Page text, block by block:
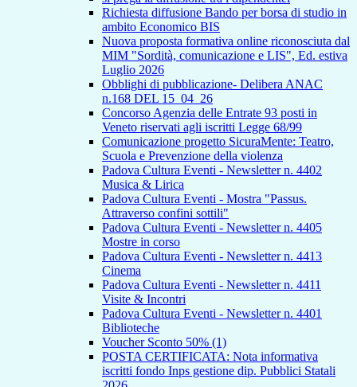
Richiesta diffusione Bando per borsa di studio in
ambito Economico BIS
Nuova proposta formativa online riconosciuta dal
MIM "Sordità, comunicazione e LIS", Ed. estiva
Luglio 2026
Obblighi di pubblicazione- Delibera ANAC
n.168 DEL 15_04_26
Concorso Agenzia delle Entrate 93 posti in
Veneto riservati agli iscritti Legge 68/99
Comunicazione progetto SicuraMente: Teatro,
Scuola e Prevenzione della violenza
Padova Cultura Eventi - Newsletter n. 4402
Musica & Lirica
Padova Cultura Eventi - Mostra "Passus.
Attraverso confini sottili"
Padova Cultura Eventi - Newsletter n. 4405
Mostre in corso
Padova Cultura Eventi - Newsletter n. 4413
Cinema
Padova Cultura Eventi - Newsletter n. 4411
Visite & Incontri
Padova Cultura Eventi - Newsletter n. 4401
Biblioteche
Voucher Sconto 50% (1)
POSTA CERTIFICATA: Nota informativa
iscritti fondo Inps gestione dip. Pubblici Statali